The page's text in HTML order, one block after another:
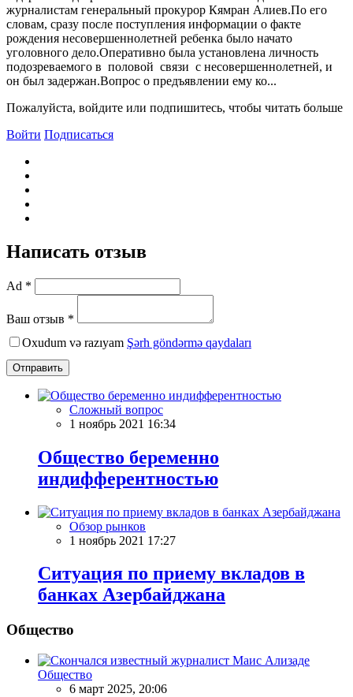
журналистам генеральный прокурор Кямран Алиев.По его
словам, сразу после поступления информации о факте
рождения несовершеннолетней ребенка было начато
уголовного дело.Оперативно была установлена личность
подозреваемого в половой связи с несовершеннолетней, и
он был задержан.Вопрос о предъявлении ему ко...
Пожалуйста, войдите или подпишитесь, чтобы читать больше
Войти Подписаться
Написать отзыв
Ad *
Ваш отзыв *
Oxudum və razıyam Şərh göndərmə qaydaları
Отправить
Сложный вопрос
1 ноябрь 2021 16:34
Общество беременно
индифферентностью
Обзор рынков
1 ноябрь 2021 17:27
Ситуация по приему вкладов в
банках Азербайджана
Общество
Общество
6 март 2025, 20:06